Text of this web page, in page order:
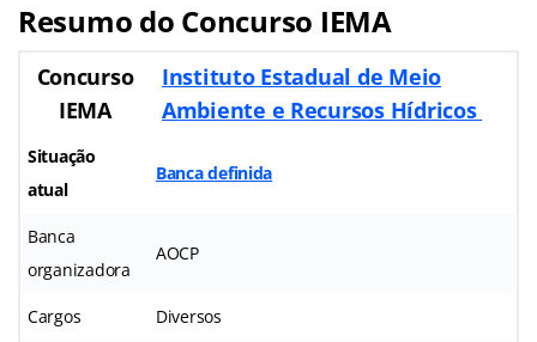
Resumo do Concurso IEMA
Concurso
IEMA
Instituto Estadual de Meio
Ambiente e Recursos Hídricos
Situação
atual
Banca definida
Banca
organizadora
AOCP
Cargos Diversos